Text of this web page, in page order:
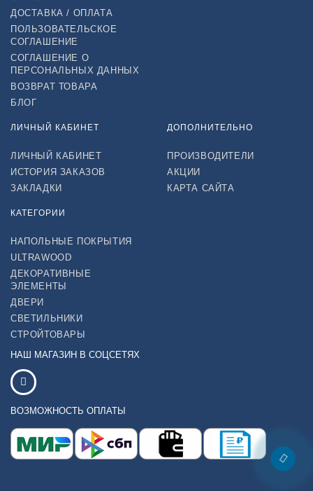
ДОСТАВКА / ОПЛАТА
ПОЛЬЗОВАТЕЛЬСКОЕ
СОГЛАШЕНИЕ
СОГЛАШЕНИЕ О
ПЕРСОНАЛЬНЫХ ДАННЫХ
ВОЗВРАТ ТОВАРА
БЛОГ
ЛИЧНЫЙ КАБИНЕТ
ЛИЧНЫЙ КАБИНЕТ
ИСТОРИЯ ЗАКАЗОВ
ЗАКЛАДКИ
ДОПОЛНИТЕЛЬНО
ПРОИЗВОДИТЕЛИ
АКЦИИ
КАРТА САЙТА
КАТЕГОРИИ
НАПОЛЬНЫЕ ПОКРЫТИЯ
ULTRAWOOD
ДЕКОРАТИВНЫЕ
ЭЛЕМЕНТЫ
ДВЕРИ
СВЕТИЛЬНИКИ
СТРОЙТОВАРЫ
НАШ МАГАЗИН В СОЦСЕТЯХ
ВОЗМОЖНОСТЬ ОПЛАТЫ